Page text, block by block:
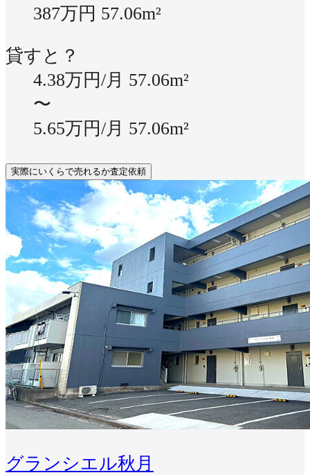
387万円 57.06m²
貸すと？
4.38万円/月 57.06m²
〜
5.65万円/月 57.06m²
実際にいくらで売れるか査定依頼
グランシエル秋月